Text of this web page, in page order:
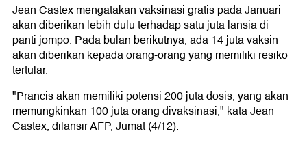
Jean Castex mengatakan vaksinasi gratis pada Januari
akan diberikan lebih dulu terhadap satu juta lansia di
panti jompo. Pada bulan berikutnya, ada 14 juta vaksin
akan diberikan kepada orang-orang yang memiliki resiko
tertular.
"Prancis akan memiliki potensi 200 juta dosis, yang akan
memungkinkan 100 juta orang divaksinasi," kata Jean
Castex, dilansir AFP, Jumat (4/12).